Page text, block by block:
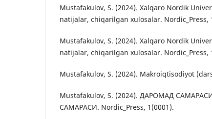
Mustafakulov, S. (2024). Xalqaro Nordik
natijalar, chiqarilgan xulosalar. Nordic_Press,
Mustafakulov, S. (2024). Xalqaro Nordik
natijalar, chiqarilgan xulosalar. Nordic_Press,
Mustafakulov, S. (2024). Makroiqtisodiyot
Mustafakulov, S. (2024). ДАРОМАД
САМАРАСИ. Nordic_Press, 1(0001).